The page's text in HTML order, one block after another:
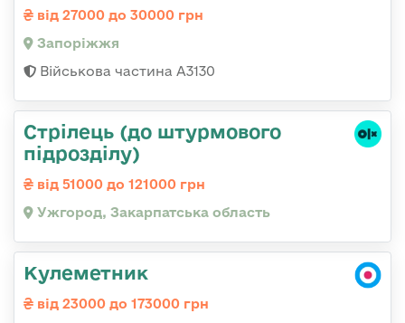
від 27000 до 30000 грн
Запоріжжя
Військова частина А3130
Стрілець (до штурмового
підрозділу)
від 51000 до 121000 грн
Ужгород, Закарпатська область
Кулеметник
від 23000 до 173000 грн